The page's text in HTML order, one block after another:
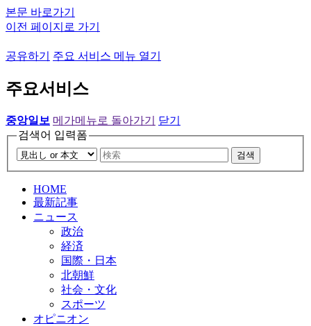
본문 바로가기
이전 페이지로 가기
공유하기 주요 서비스 메뉴 열기
주요서비스
중앙일보 메가메뉴로 돌아가기
닫기
검색어 입력폼
검색
HOME
最新記事
ニュース
政治
経済
国際・日本
北朝鮮
社会・文化
スポーツ
オピニオン